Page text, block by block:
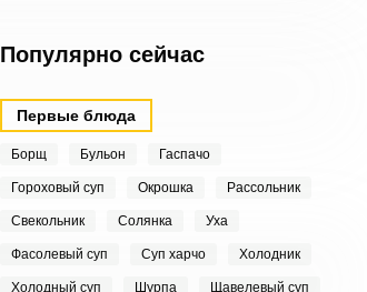
Популярно сейчас
Первые блюда
Борщ Бульон Гаспачо
Гороховый суп Окрошка Рассольник
Свекольник Солянка Уха
Фасолевый суп Суп харчо Холодник
Холодный суп Шурпа Щавелевый суп